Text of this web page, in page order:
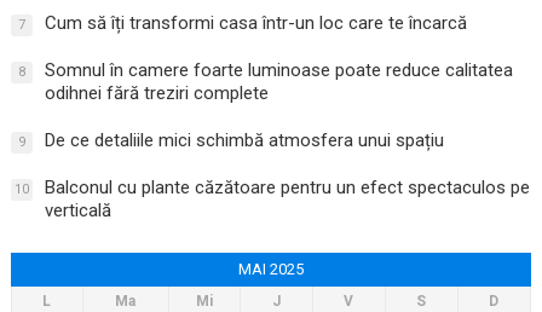
7 Cum să îți transformi casa într-un loc care te încarcă
8
Somnul în camere foarte luminoase poate reduce calitatea
odihnei fără treziri complete
9 De ce detaliile mici schimbă atmosfera unui spațiu
10
Balconul cu plante căzătoare pentru un efect spectaculos pe
verticală
MAI 2025
L Ma Mi J V S
D